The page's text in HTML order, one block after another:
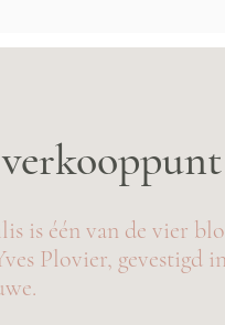
is één van de vier
Plovier, gevestigd